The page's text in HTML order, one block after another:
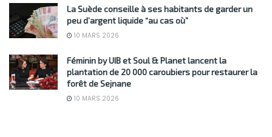
La Suède conseille à ses habitants de garder un
peu d’argent liquide “au cas où”
10 MARS 2026
Féminin by UIB et Soul & Planet lancent la
plantation de 20 000 caroubiers pour restaurer la
forêt de Sejnane
10 MARS 2026